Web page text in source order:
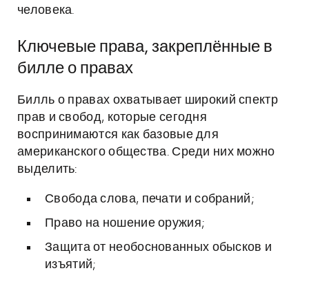
человека.
Ключевые права, закреплённые в
билле о правах
Билль о правах охватывает широкий спектр
прав и свобод, которые сегодня
воспринимаются как базовые для
американского общества. Среди них можно
выделить:
Свобода слова, печати и собраний;
Право на ношение оружия;
Защита от необоснованных обысков и
изъятий;